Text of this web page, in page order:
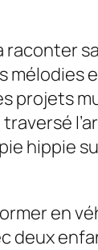
raconter
projets
hippie
en
deux